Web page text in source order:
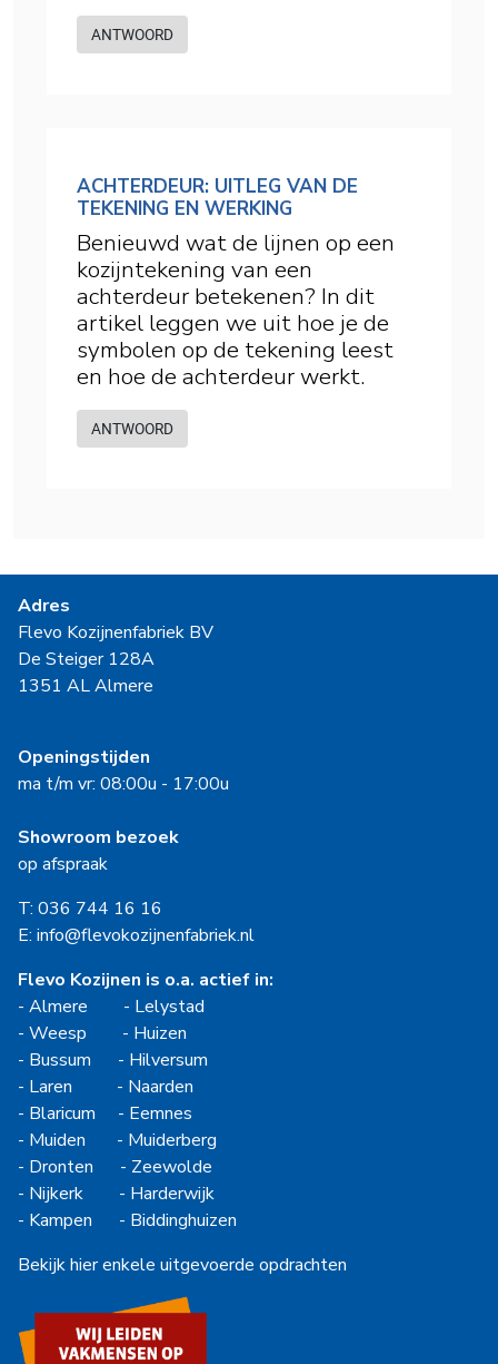
ANTWOORD
ACHTERDEUR: UITLEG VAN DE
TEKENING EN WERKING
Benieuwd wat de lijnen op een
kozijntekening van een
achterdeur betekenen? In dit
artikel leggen we uit hoe je de
symbolen op de tekening leest
en hoe de achterdeur werkt.
ANTWOORD
Adres
Flevo Kozijnenfabriek BV
De Steiger 128A
1351 AL Almere
Openingstijden
ma t/m vr: 08:00u - 17:00u
Showroom bezoek
op afspraak
T: 036 744 16 16
E: info@flevokozijnenfabriek.nl
Flevo Kozijnen is o.a. actief in:
- Almere - Lelystad
- Weesp - Huizen
- Bussum - Hilversum
- Laren - Naarden
- Blaricum - Eemnes
- Muiden - Muiderberg
- Dronten - Zeewolde
- Nijkerk - Harderwijk
- Kampen - Biddinghuizen
Bekijk hier enkele uitgevoerde opdrachten